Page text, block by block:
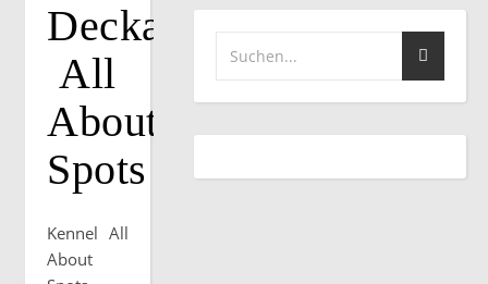
Deckakt
All
About
Spots
Kennel All
About